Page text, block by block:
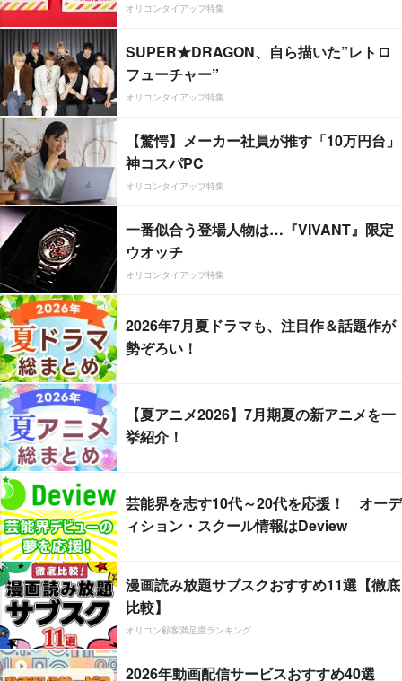
オリコンタイアップ特集
SUPER★DRAGON、自ら描いた”レトロ
フューチャー”
オリコンタイアップ特集
【驚愕】メーカー社員が推す「10万円台」
神コスパPC
オリコンタイアップ特集
一番似合う登場人物は…『VIVANT』限定
ウオッチ
オリコンタイアップ特集
2026年7月夏ドラマも、注目作＆話題作が
勢ぞろい！
【夏アニメ2026】7月期夏の新アニメを一
挙紹介！
芸能界を志す10代～20代を応援！ オーデ
ィション・スクール情報はDeview
漫画読み放題サブスクおすすめ11選【徹底
比較】
オリコン顧客満足度ランキング
2026年動画配信サービスおすすめ40選